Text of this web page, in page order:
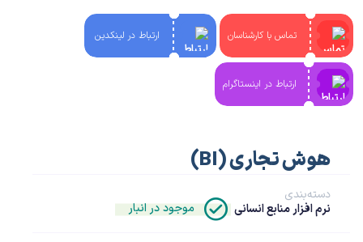
تماس با کارشناسان ارتباط در لینکدین
ارتباط در اینستاگرام
هوش تجاری (BI)
موجود در انبار
دسته‌بندی
نرم افزار منابع انسانی